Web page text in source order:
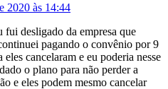
2020 às 14:44
fui desligado da empresa que
pagando o convênio por 9
eles cancelaram e eu poderia nesse
o plano para não perder a
e eles podem mesmo cancelar